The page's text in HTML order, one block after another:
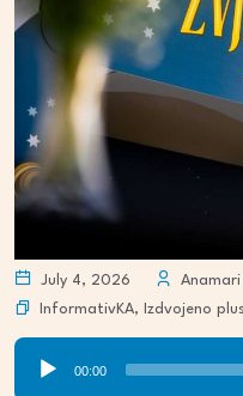
July 4, 2026
Anamari
InformativKA, Izdvojeno plus
Audio
Player
00:00